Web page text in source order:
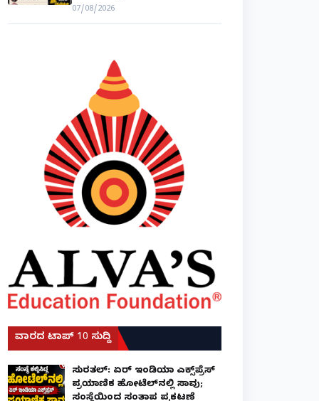
07/08/2026
ವಾರದ ಟಾಪ್ 10 ಸುದ್ದಿ
ಸುರತ್ಕಲ್: ಏರ್ ಇಂಡಿಯಾ ಎಕ್ಸ್‌ಪ್ರೆಸ್
ಪ್ರಯಾಣಿಕ ಹೋಟೆಲ್‌ನಲ್ಲಿ ಸಾವು;
ಸಂಸ್ಥೆಯಿಂದ ಸಂತಾಪ ಪ್ರಕಟಣೆ